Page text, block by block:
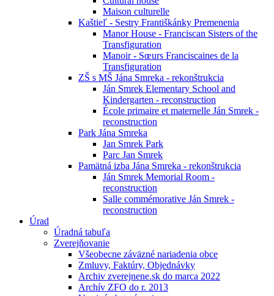
Maison culturelle
Kaštieľ - Sestry Františkánky Premenenia
Manor House - Franciscan Sisters of the
Transfiguration
Manoir - Sœurs Franciscaines de la
Transfiguration
ZŠ s MŠ Jána Smreka - rekonštrukcia
Ján Smrek Elementary School and
Kindergarten - reconstruction
École primaire et maternelle Ján Smrek -
reconstruction
Park Jána Smreka
Jan Smrek Park
Parc Jan Smrek
Pamätná izba Jána Smreka - rekonštrukcia
Ján Smrek Memorial Room -
reconstruction
Salle commémorative Ján Smrek -
reconstruction
Úrad
Úradná tabuľa
Zverejňovanie
Všeobecne záväzné nariadenia obce
Zmluvy, Faktúry, Objednávky
Archiv zverejnene.sk do marca 2022
Archív ZFO do r. 2013